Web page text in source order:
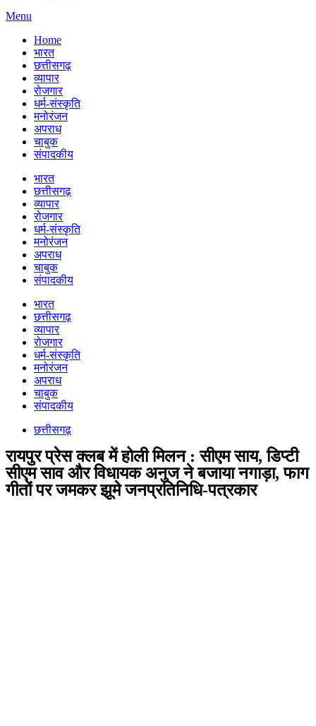
Menu
Home
भारत
छत्तीसगढ़
व्यापार
रोजगार
धर्म-संस्कृति
मनोरंजन
अपराध
चाबुक
संपादकीय
भारत
छत्तीसगढ़
व्यापार
रोजगार
धर्म-संस्कृति
मनोरंजन
अपराध
चाबुक
संपादकीय
भारत
छत्तीसगढ़
व्यापार
रोजगार
धर्म-संस्कृति
मनोरंजन
अपराध
चाबुक
संपादकीय
छत्तीसगढ़
रायपुर प्रेस क्लब में होली मिलन : सीएम साय, डिप्टी
सीएम साव और विधायक अनुज ने बजाया नगाड़ा, फाग
गीतों पर जमकर झूमे जनप्रतिनिधि-पत्रकार